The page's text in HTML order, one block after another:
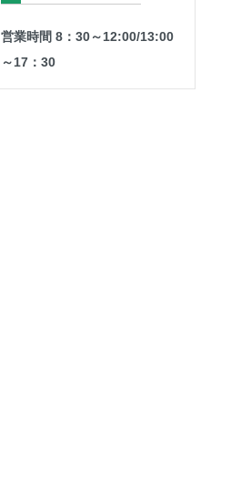
営業時間 8：30～12:00/13:00
～17：30